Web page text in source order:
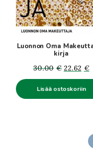
Luonnon Oma
kirja
30.00 €
hinta
oli:
30.00€.
22.62 €
Lisää ostoskoriin